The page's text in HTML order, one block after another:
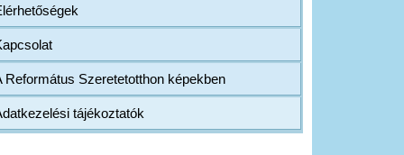
Református Szeretetotthon képekben
tájékoztatók